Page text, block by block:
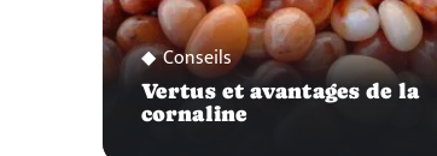
Conseils
Vertus et avantages de la
cornaline